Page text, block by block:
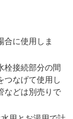
合に使用しま
栓接続部分の間
つなげて使用し
などは別売りで